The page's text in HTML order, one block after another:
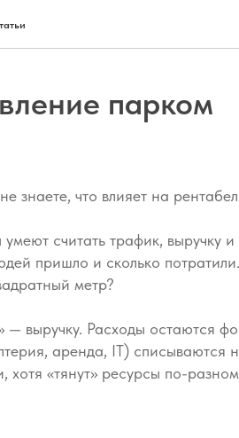
парком
знаете, что влияет на
считать трафик, выручку и
пришло и сколько
метр?
— выручку. Расходы остаются
аренда, IT) списываются
«тянут» ресурсы по-